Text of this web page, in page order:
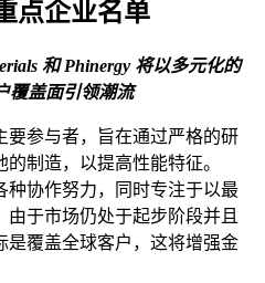
点企业名单
和 Phinergy 将以多元化的
覆盖面引领潮流
要参与者，旨在通过严格的研
制造，以提高性能特征。
种协作努力，同时专注于以最
于市场仍处于起步阶段并且
是覆盖全球客户，这将增强金